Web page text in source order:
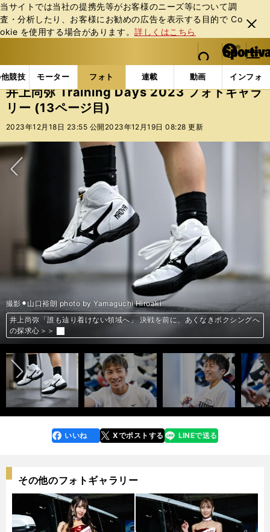
当サイトでは当社の提携先等がお客様のニーズ等について調
査・分析したり、お客様にお勧めの広告を表⽰する⽬的で Co
okie を使⽤する場合があります。詳しくはこちら
閉じ
る
web Sportiva (webスポルティーバ)
検索
マイペ
ー
ジ
メニュ
競技 モーター フォト 連載 動画 インフォ
b
ス
ポ
ル
ー
バ
フォトギャラリー コラムフォト 井上尚弥 Training
井上尚弥 Training Days 2023 フォトギャラ
リー (13ページ目)
2023年12月18日 23:55 公開 2023年12月19日 08:28 更新
井上尚弥「誰も辿り着けない領域へ」 決戦を前に、あくなきボクシングへ
の探求心＞＞
井上尚弥「誰も辿り着けない領域へ」 決戦を前に、あくなきボクシングへ
の探求心＞＞
井上尚弥「誰も辿り着けない領域へ」 決戦を前に、あくなきボクシングへ
の探求心＞＞
井上尚弥「誰も辿り着けない領域へ」 決戦を前に、あくなきボクシングへ
の探求心＞＞
井上尚弥「誰も辿り着けない領域へ」 決戦を前に、あくなきボクシングへ
の探求心＞＞
井上尚弥「誰も辿り着けない領域へ」 決戦を前に、あくなきボクシングへ
の探求心＞＞
井上尚弥「誰も辿り着けない領域へ」 決戦を前に、あくなきボクシングへ
の探求心＞＞
井上尚弥「誰も辿り着けない領域へ」 決戦を前に、あくなきボクシングへ
の探求心＞＞
井上尚弥「誰も辿り着けない領域へ」 決戦を前に、あくなきボクシングへ
の探求心＞＞
井上尚弥「誰も辿り着けない領域へ」 決戦を前に、あくなきボクシングへ
の探求心＞＞
井上尚弥「誰も辿り着けない領域へ」 決戦を前に、あくなきボクシングへ
の探求心＞＞
井上尚弥「誰も辿り着けない領域へ」 決戦を前に、あくなきボクシングへ
の探求心＞＞
撮影⚫︎山口裕朗 photo by Yamaguchi Hiroaki
井上尚弥「誰も辿り着けない領域へ」 決戦を前に、あくなきボクシングへ
の探求心＞＞
井上尚弥「誰も辿り着けない領域へ」 決戦を前に、あくなきボクシングへ
の探求心＞＞
前へ
faceboo
k
いいね Xでポストする
line LINEで送る
その他のフォトギャラリー